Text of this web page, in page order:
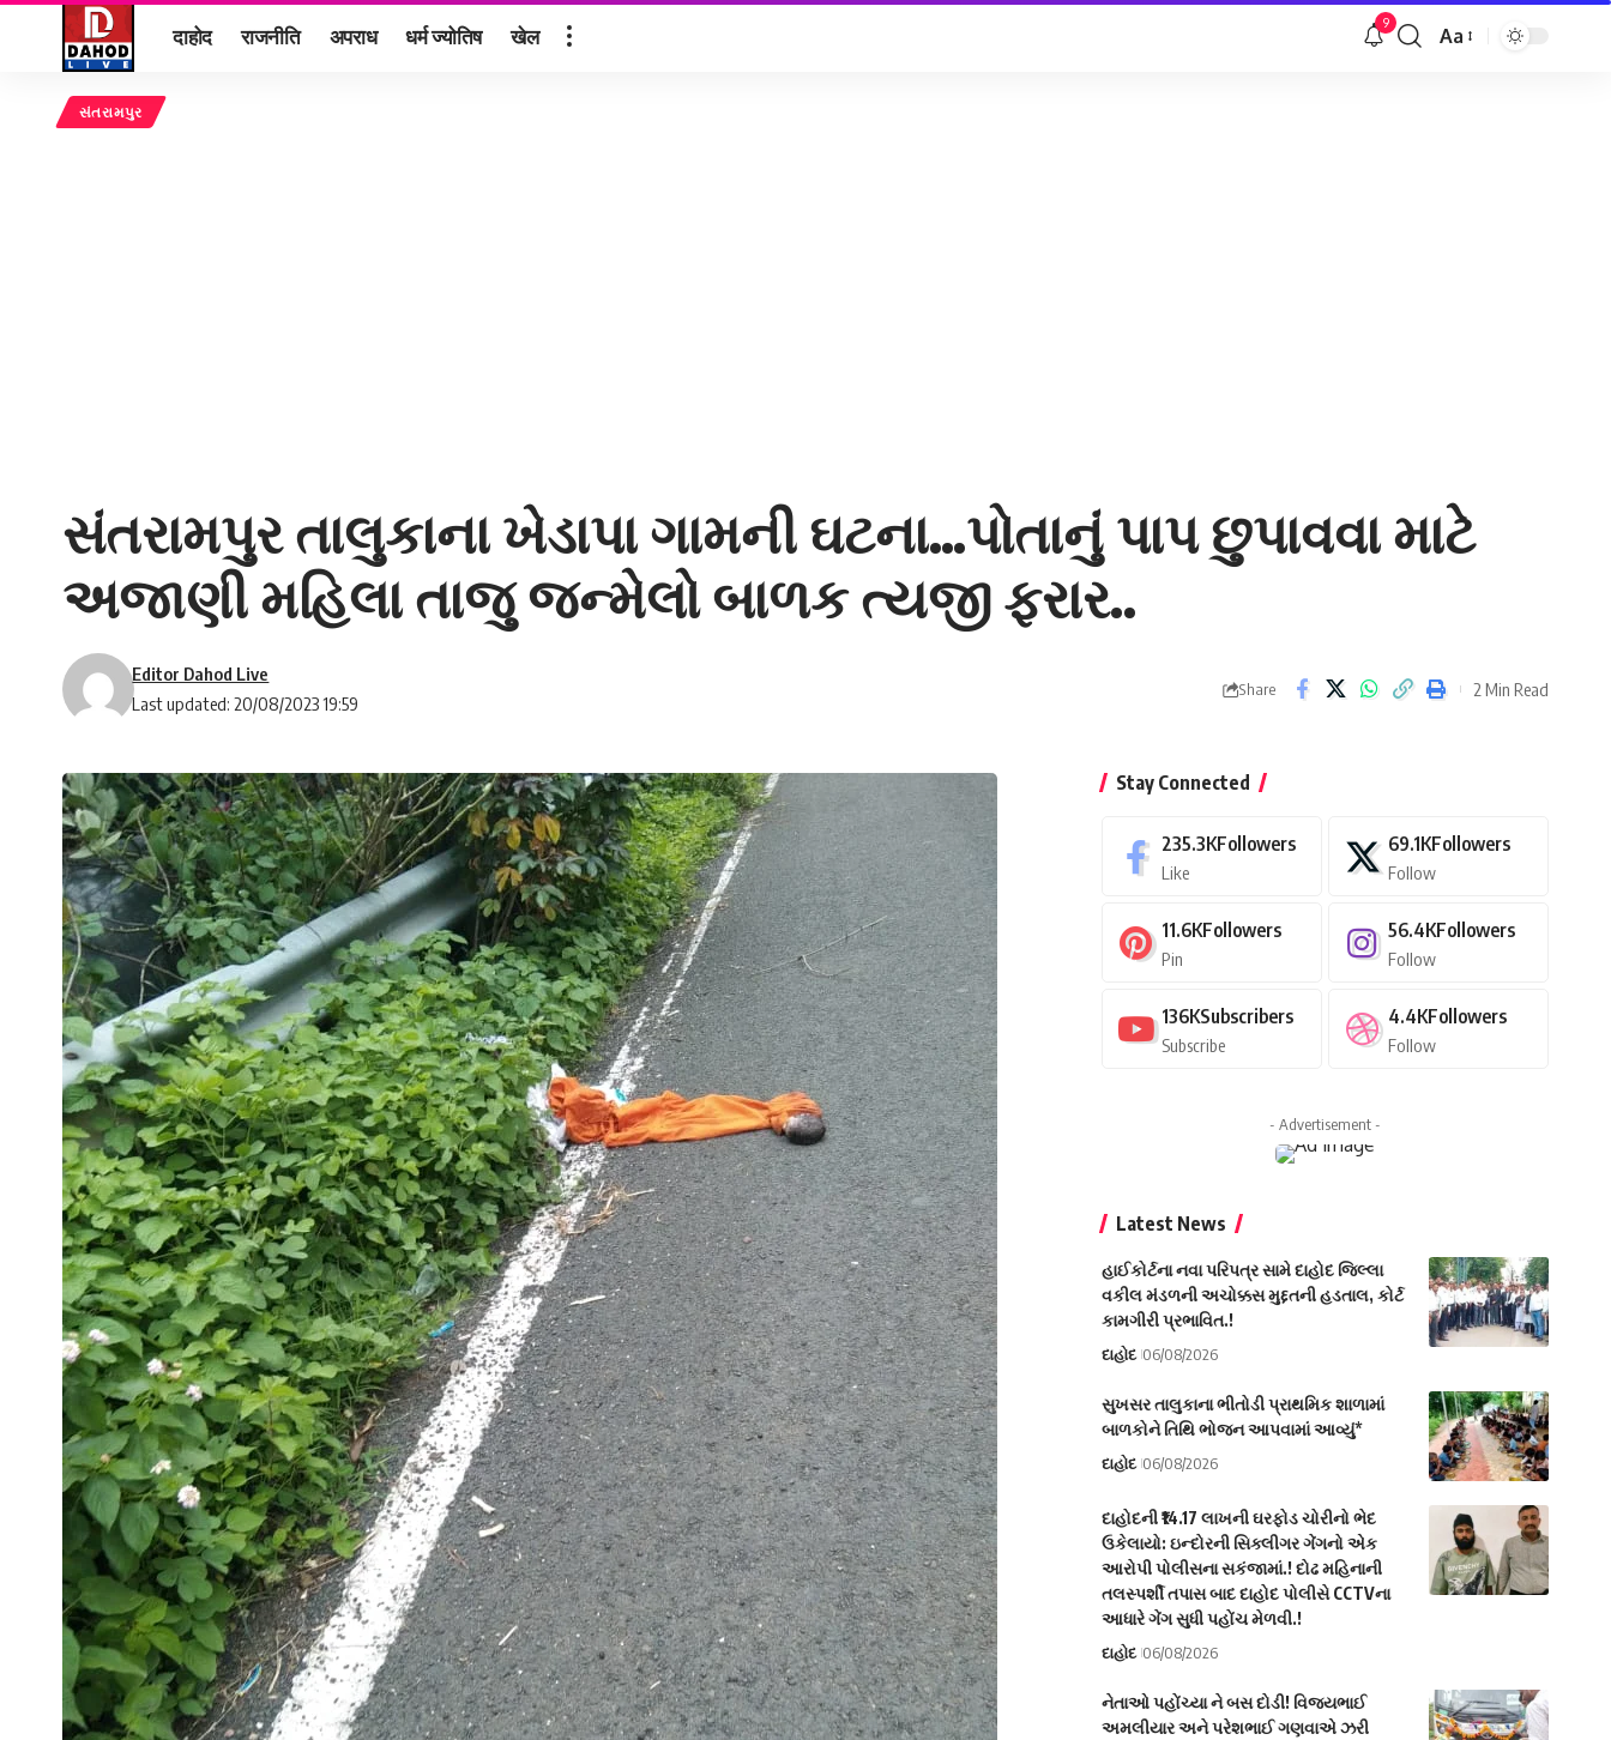
दाहोद राजनीति अपराध धर्म ज्योतिष खेल 9
Font
Aa
સંતરામપુર
સંતરામપુર તાલુકાના ખેડાપા ગામની ઘટના…પોતાનું પાપ છુપાવવા માટે
અજાણી મહિલા તાજુ જન્મેલો બાળક ત્યજી ફરાર..
Last updated: 20/08/2023 19:59
Editor Dahod Live
Share 2 Min Read
Stay Connected
235.3KFollowers
Like
69.1KFollowers
Follow
11.6KFollowers
Pin
56.4KFollowers
Follow
136KSubscribers
Subscribe
4.4KFollowers
Follow
- Advertisement -
Latest News
હાઈકોર્ટના નવા પરિપત્ર સામે દાહોદ જિલ્લા
વકીલ મંડળની અચોક્કસ મુદ્દતની હડતાલ, કોર્ટ
કામગીરી પ્રભાવિત.!
દાહોદ 06/08/2026
સુખસર તાલુકાના ભીતોડી પ્રાથમિક શાળામાં
બાળકોને તિથિ ભોજન આપવામાં આવ્યું*
દાહોદ 06/08/2026
દાહોદની ₹14.17 લાખની ઘરફોડ ચોરીનો ભેદ
ઉકેલાયો: ઇન્દોરની સિક્લીગર ગેંગનો એક
આરોપી પોલીસના સકંજામાં.! દોઢ મહિનાની
તલસ્પર્શી તપાસ બાદ દાહોદ પોલીસે CCTVના
આધારે ગેંગ સુધી પહોંચ મેળવી.!
દાહોદ 06/08/2026
નેતાઓ પહોંચ્યા ને બસ દોડી! વિજયભાઈ
અમલીયાર અને પરેશભાઈ ગણવાએ ઝરી